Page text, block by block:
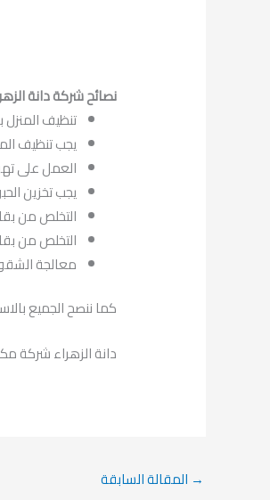
نصائح شركة دانة
تنظيف
يجب تنظيف
العمل على
يجب تخزين
التخلص من
التخلص من
معالجة
كما ننصح الجميع
دانة الزهراء شركة
→ المقالة السابقة